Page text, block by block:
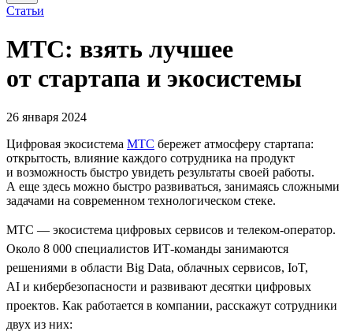
Статьи
МТС: взять лучшее
от стартапа и экосистемы
26 января 2024
Цифровая экосистема МТС бережет атмосферу стартапа:
открытость, влияние каждого сотрудника на продукт
и возможность быстро увидеть результаты своей работы.
А еще здесь можно быстро развиваться, занимаясь сложными
задачами на современном технологическом стеке.
МТС — экосистема цифровых сервисов и телеком-оператор.
Около 8 000 специалистов ИТ-команды занимаются
решениями в области Big Data, облачных сервисов, IoT,
AI и кибербезопасности и развивают десятки цифровых
проектов. Как работается в компании, расскажут сотрудники
двух из них: